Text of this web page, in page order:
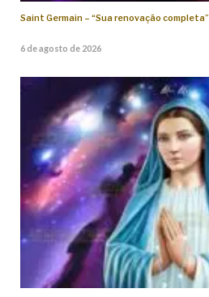
Saint Germain – “Sua renovação completa”
6 de agosto de 2026